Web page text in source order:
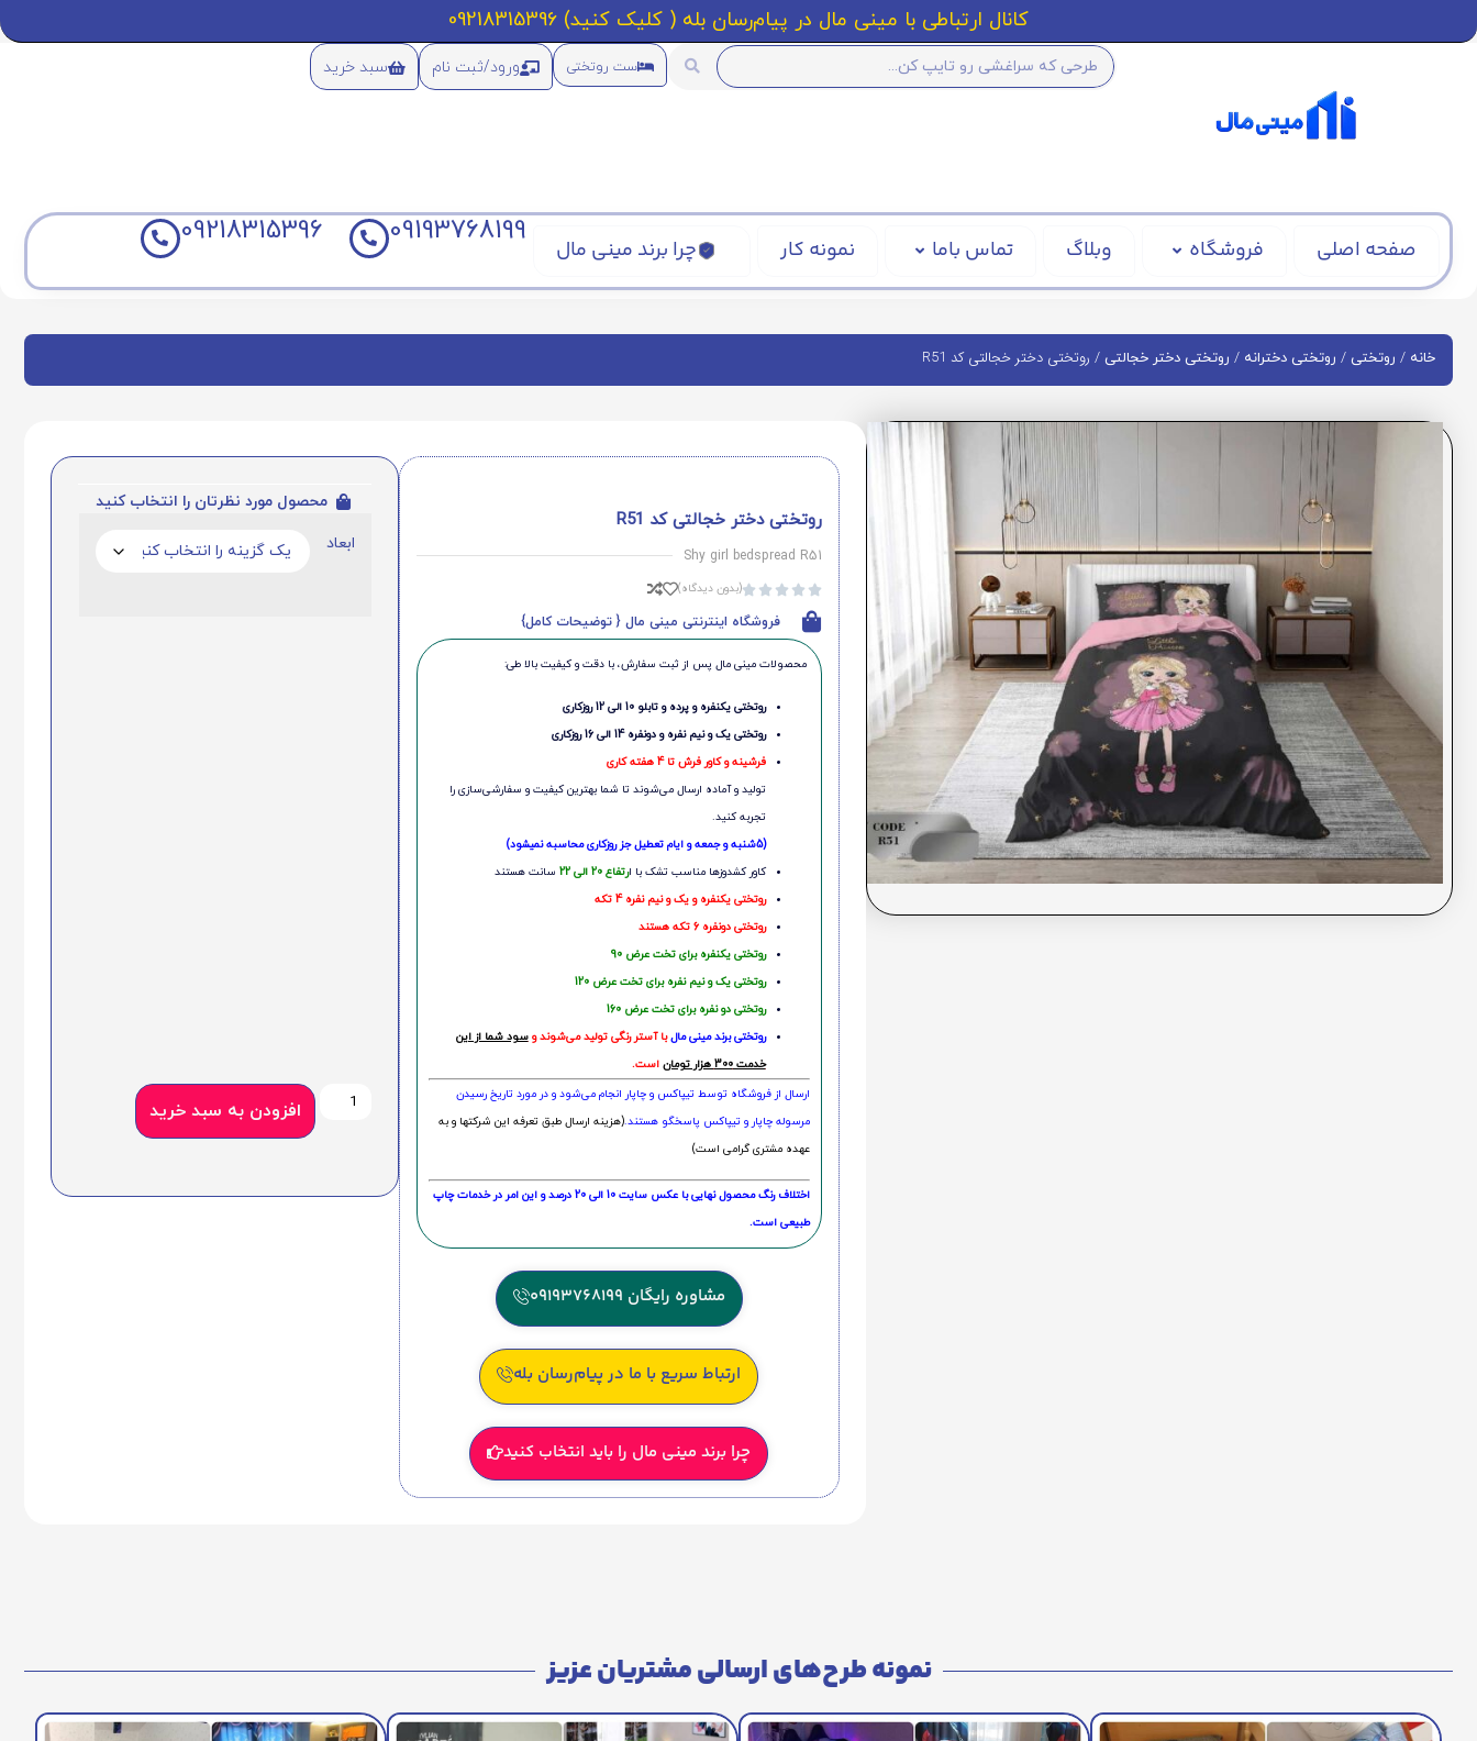
کانال ارتباطی با مینی مال در پیام‌رسان بله ( کلیک کنید) 09218315396
ست روتختی ورود/ثبت نام سبد خرید
صفحه اصلی فروشگاه وبلاگ تماس باما نمونه کار چرا برند مینی مال
09193768199
09218315396
خانه / روتختی / روتختی دخترانه / روتختی دختر خجالتی / روتختی دختر خجالتی کد R51
روتختی دختر خجالتی کد R51
Shy girl bedspread R51




(بدون دیدگاه)
فروشگاه اینترنتی مینی مال { توضیحات کامل}
محصولات مینی‌ مال پس از ثبت سفارش، با دقت و کیفیت بالا طی:
روتختی یکنفره و پرده و تابلو 10 الی 12 روزکاری
روتختی یک و نیم نفره و دونفره 14 الی 16 روزکاری
فرشینه و کاور فرش تا 4 هفته کاری
تولید و آماده ارسال می‌شوند تا شما بهترین کیفیت و سفارشی‌سازی را
تجربه کنید.
(5شنبه و جمعه و ایام تعطیل جز روزکاری محاسبه نمیشود)
کاور کشدوزها مناسب تشک با ارتفاع 20 الی 22
سانت هستند
روتختی یکنفره و یک و نیم نفره 4 تکه
روتختی دونفره 6 تکه هستند
روتختی یکنفره برای تخت عرض 90
روتختی یک و نیم نفره برای تخت عرض 120
روتختی دو نفره برای تخت عرض 160
روتختی‌ برند مینی مالبا آستر رنگی تولید می‌شوند وسود شما از این
خدمت 300 هزار تومان
است.
ارسال از فروشگاه توسط تیپاکس و چاپار انجام می‌شود و در مورد تاریخ رسیدن
مرسوله چاپار و تیپاکس پاسخگو هستند.(هزینه ارسال طبق تعرفه این شرکتها و به
عهده مشتری گرامی است)
اختلاف رنگ محصول نهایی با عکس سایت 10 الی 20 درصد و این امر در خدمات چاپ
طبیعی است.
مشاوره رایگان 09193768199
ارتباط سریع با ما در پیام‌رسان بله
چرا برند مینی مال را باید انتخاب کنید
محصول مورد نظرتان را انتخاب کنید
ابعاد
افزودن به سبد خرید
نمونه طرح‌های ارسالی مشتریان عزیز